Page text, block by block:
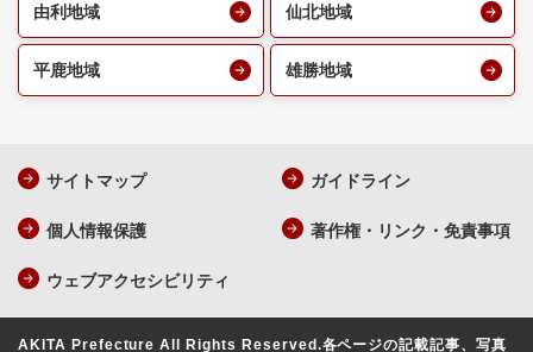
由利地域 仙北地域
平鹿地域 雄勝地域
サイトマップ ガイドライン
個人情報保護 著作権・リンク・免責事項
ウェブアクセシビリティ
AKITA Prefecture All Rights Reserved.各ページの記載記事、写真